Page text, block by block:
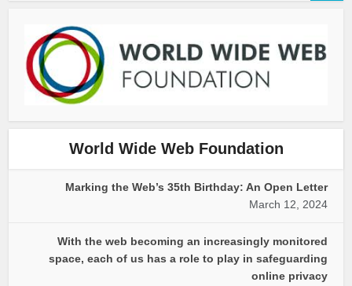
World Wide Web Foundation
Marking the Web’s 35th Birthday: An Open Letter
March 12, 2024
With the web becoming an increasingly monitored
space, each of us has a role to play in safeguarding
online privacy